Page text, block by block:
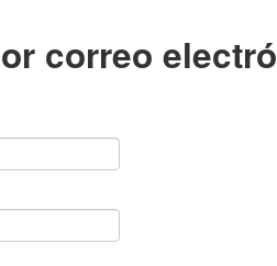
correo